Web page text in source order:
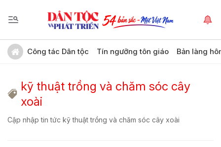
Công tác Dân tộc Tín ngưỡng tôn giáo Bản làng
kỹ thuật trồng và chăm sóc cây
xoài
Cập nhập tin tức kỹ thuật trồng và chăm sóc cây xoài